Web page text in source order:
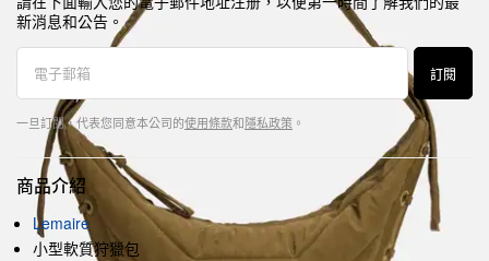
新消息和公告。
訂閱
一旦訂閱，代表您同意本公司的使用條款和隱私政策 。
商品介紹
Lemaire
小型軟質狩獵包